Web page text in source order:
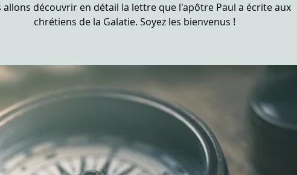
allons découvrir en détail la lettre que l'apôtre Paul a écrite aux
chrétiens de la Galatie. Soyez les bienvenus !